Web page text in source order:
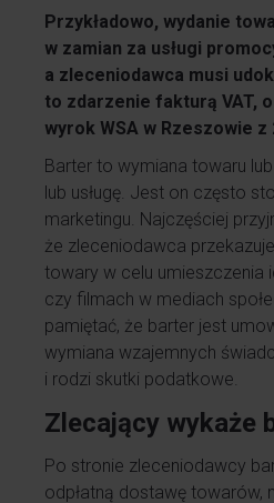
Przykładowo, wydanie
w zamian za usługi
a zleceniodawca musi
to zdarzenie fakturą VAT,
wyrok WSA w Rzeszowie z
Barter to wymiana towaru
lub usługę. Jest on często
marketingu. Najczęściej
że zleceniodawca
towary w celu umieszczenia
czy filmach w mediach
pamiętać, że barter jest
wymiana wzajemnych
i rodzi skutki podatkowe.
Zlecający wykaże
Po stronie zleceniodawcy
odpłatną dostawę towarów,